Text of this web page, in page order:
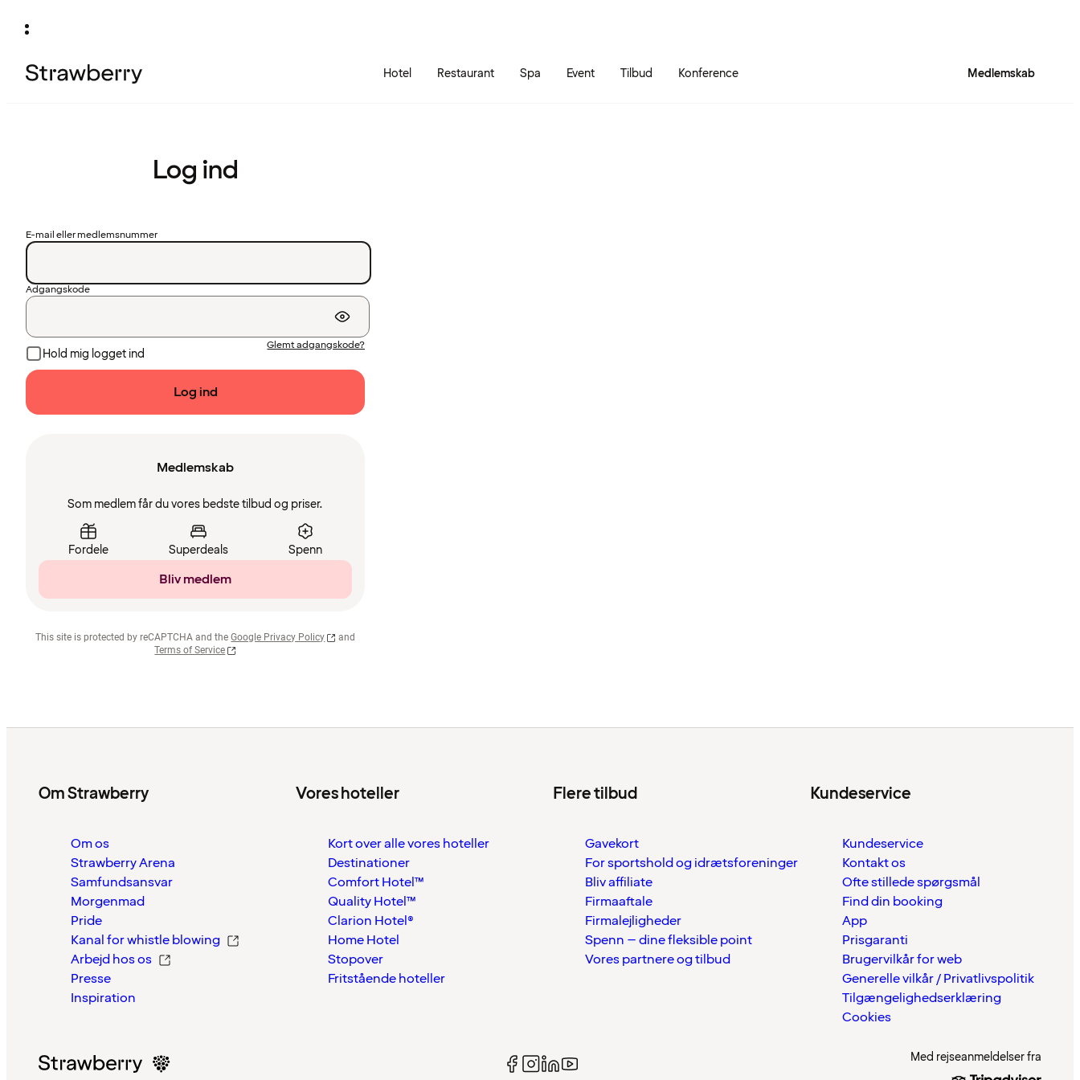
Hotel Restaurant Spa Event Tilbud Konference Medlemskab
Log ind
E-mail eller medlemsnummer
Adgangskode
Hold mig logget ind
Glemt adgangskode?
Log ind
Medlemskab
Som medlem får du vores bedste tilbud og priser.
Fordele Superdeals Spenn
Bliv medlem
This site is protected by reCAPTCHA and the Google Privacy Policy
and
Terms of Service
Om Strawberry
Om os
Strawberry Arena
Samfundsansvar
Morgenmad
Pride
Kanal for whistle blowing
Arbejd hos os
Presse
Inspiration
Vores hoteller
Kort over alle vores hoteller
Destinationer
Comfort Hotel™
Quality Hotel™
Clarion Hotel®
Home Hotel
Stopover
Fritstående hoteller
Flere tilbud
Gavekort
For sportshold og idrætsforeninger
Bliv affiliate
Firmaaftale
Firmalejligheder
Spenn – dine fleksible point
Vores partnere og tilbud
Kundeservice
Kundeservice
Kontakt os
Ofte stillede spørgsmål
Find din booking
App
Prisgaranti
Brugervilkår for web
Generelle vilkår / Privatlivspolitik
Tilgængelighedserklæring
Cookies
Med rejseanmeldelser fra